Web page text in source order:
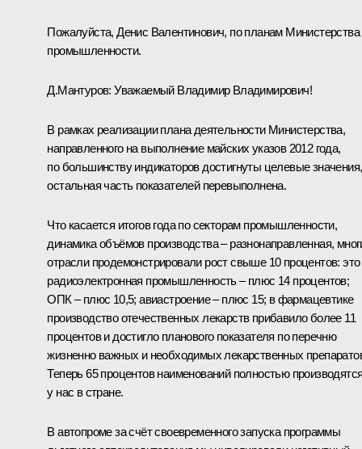
Пожалуйста, Денис Валентинович, по планам Министерства
промышленности.
Д.Мантуров: Уважаемый Владимир Владимирович!
В рамках реализации плана деятельности Министерства,
направленного на выполнение майских указов 2012 года,
по большинству индикаторов достигнуты целевые значения,
остальная часть показателей перевыполнена.
Что касается итогов года по секторам промышленности,
динамика объёмов производства – разнонаправленная,
отрасли продемонстрировали рост свыше 10 процентов: это
радиоэлектронная промышленность – плюс 14 процентов;
ОПК – плюс 10,5; авиастроение – плюс 15; в фармацевтике
производство отечественных лекарств прибавило более 11
процентов и достигло планового показателя по перечню
жизненно важных и необходимых лекарственных
Теперь 65 процентов наименований полностью
у нас в стране.
В автопроме за счёт своевременного запуска программы